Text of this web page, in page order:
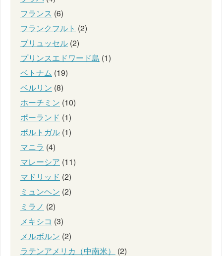
フランス (6)
フランクフルト (2)
ブリュッセル (2)
プリンスエドワード島 (1)
ベトナム (19)
ベルリン (8)
ホーチミン (10)
ポーランド (1)
ポルトガル (1)
マニラ (4)
マレーシア (11)
マドリッド (2)
ミュンヘン (2)
ミラノ (2)
メキシコ (3)
メルボルン (2)
ラテンアメリカ（中南米）
(2)